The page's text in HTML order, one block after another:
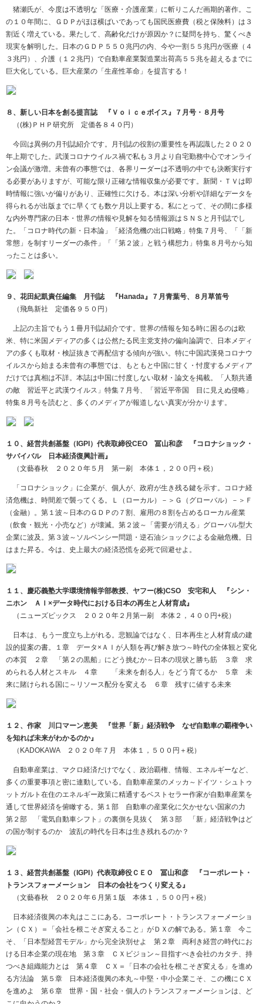
猪瀬氏が、今度は不透明な「医療・介護産業」に斬りこんだ画期的著作。こ
の１０年間に、ＧＤＰがほほ横ばいであっても国民医療費（税と保険料）は３
割近く増えている。果たして、高齢化だけが原因か？に疑問を持ち、驚くべき
現実を解明した。日本のＧＤＰ５５０兆円の内、今や一割５５兆円が医療（４
３兆円）、介護（１２兆円）で自動車産業製造業出荷高５５兆を超えるまでに
巨大化している。巨大産業の「生産性革命」を提言する！
８、新しい日本を創る提言誌 『Ｖｏｉｃｅボイス』７月号・８月号
（(株) ＰＨＰ研究所 定価各８４０円）
今回は異例の月刊誌紹介です。月刊誌の役割の重要性を再認識した２０２０
年上期でした。武漢コロナウイルス禍で私も３月より自宅勤務中心でオンライ
ン会議が激増。未曾有の事態では、各界リーダーは不透明の中でも決断実行す
る必要がありますが、可能な限り正確な情報収集が必要です。新聞・ＴＶは即
時情報に強いが偏りがあり、正確性に欠ける。本は深い分析や詳細なデータを
得られるが出版までに早くても数ケ月以上要する。私にとって、その間に多様
な内外専門家の日本・世界の情報や見解を知る情報源はＳＮＳと月刊誌でし
た。「コロナ時代の新・日本論」「経済危機の出口戦略」特集７月号、「「新
常態」を制すリーダーの条件」「「第２波」と戦う構想力」特集８月号から知
ったことは多い。
９、花田紀凱責任編集 月刊誌 『Hanada』７月青葉号、８月草笛号
（飛鳥新社 定価各９５０円）
上記の主旨でもう１冊月刊誌紹介です。世界の情報を知る時に困るのは欧
米、特に米国メディアの多くは公然たる民主党支持の偏向論調で、日本メディ
アの多くも取材・検証抜きで再配信する傾向が強い。特に中国武漢発コロナウ
イルスから始まる未曾有の事態では、もともと中国に甘く・忖度するメディア
だけでは真相は不詳。本誌は中国に忖度しない取材・論文を掲載。「人類共通
の敵 習近平と武漢ウイルス」特集７月号、「習近平帝国 目に見えぬ侵略」
特集８月号を読むと、多くのメディアが報道しない真実が分かります。
１０、経営共創基盤（IGPI）代表取締役CEO 冨山和彦 『コロナショック・
サバイバル 日本経済復興計画』
（文藝春秋 ２０２０年５月 第一刷 本体１，２００円＋税）
「コロナショック」に企業が、個人が、政府が生き残る鍵を示す。コロナ経
済危機は、時間差で襲ってくる。Ｌ（ローカル）－＞Ｇ（グローバル）－＞Ｆ
（金融）。第１波～日本のＧＤＰの７割、雇用の８割を占めるローカル産業
（飲食・観光・小売など）が壊滅。第２波～「需要が消える」グローバル型大
企業に波及。第３波～ソルベンシー問題・逆石油ショックによる金融危機。日
はまた昇る。今は、史上最大の経済恐慌を必死で回避せよ。
１１、慶応義塾大学環境情報学部教授、ヤフー(株)CSO 安宅和人 『シン・
ニホン ＡＩ×データ時代における日本の再生と人材育成』
（ニューズピックス ２０２０年２月第一刷 本体２，４００円+税）
日本は、もう一度立ち上がれる。悲観論ではなく、日本再生と人材育成の建
設的提案の書。１章 データ×ＡＩが人類を再び解き放つ～時代の全体観と変化
の本質 ２章 「第２の黒船」にどう挑むか～日本の現状と勝ち筋 ３章 求
められる人材とスキル ４章 「未来を創る人」をどう育てるか ５章 未
来に賭けられる国に～リソース配分を変える ６章 残すに値する未来
１２、作家 川口マーン恵美 『世界「新」経済戦争 なぜ自動車の覇権争い
を知れば未来がわかるのか』
（ KADOKAWA２０２０年７月 本体１，５００円＋税）
自動車産業は、マクロ経済だけでなく、政治覇権、情報、エネルギーなど、
多くの重要事項と密に連動している。自動車産業のメッカ～ドイツ・シュトゥ
ットガルト在住のエネルギー政策に精通するベストセラー作家が自動車産業を
通して世界経済を俯瞰する。第１部 自動車の産業化に欠かせない国家の力
第２部 「電気自動車シフト」の裏側を見抜く 第３部 「新」経済戦争はど
の国が制するのか 波乱の時代を日本は生き残れるのか？
１３、経営共創基盤（IGPI）代表取締役ＣＥＯ 冨山和彦 『コーポレート・
トランスフォーメーション 日本の会社をつくり変える』
（文藝春秋 ２０２０年６月第１版 本体１，５００円＋税）
日本経済復興の本丸はここにある。コーポレート・トランスフォーメーショ
ン（ＣＸ）＝「会社を根こそぎ変えること」がＤＸの解である。第１章 今こ
そ、「日本型経営モデル」から完全決別せよ 第２章 両利き経営の時代にお
ける日本企業の現在地 第３章 ＣＸビジョン～目指すべき会社のカタチ、持
つべき組織能力とは 第４章 ＣＸ＝「日本の会社を根こそぎ変える」を進め
る方法論 第５章 日本経済復興の本丸～中堅・中小企業こそ、この機にＣＸ
を進めよ 第６章 世界・国・社会・個人のトランスフォーメーションは、ど